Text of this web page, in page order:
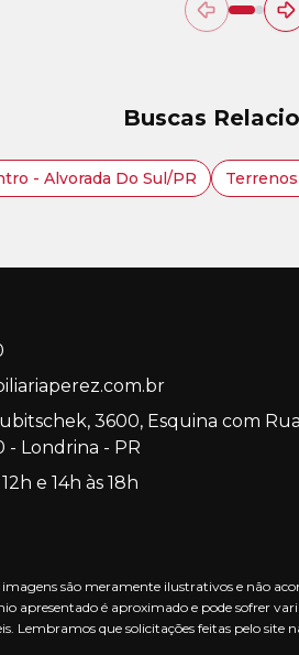
Buscas
- Alvorada Do Sul/PR
3600, Esquina com
- Londrina - PR
e 14h às 18h
são meramente ilustrativos e não
apresentado é aproximado e pode sofrer
Lembramos que solicitações feitas pelo site